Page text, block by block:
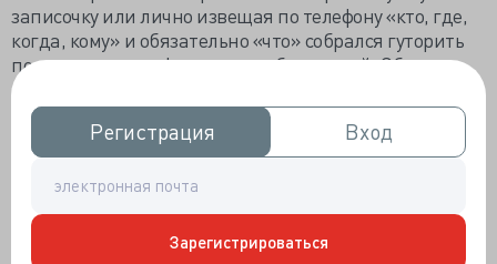
Регистрация
Регистрация Вход
Вход
Зарегистрироваться
записочку или лично извещая по телефону «кто, где,
когда, кому» и обязательно «что» собрался гуторить
под запись разноформатных обывателей. Обычным
врачам не надо брать указание на свой счёт, их
Минздрав как не замечал, так и не собирается.
Многие начальники уже наговорили себе снятие с
полгода мы во многих субъектах Федерации потеряли
управленцев высокого уровня, которые, по разным
причинам, ушли, не смогли в системе работать. Это